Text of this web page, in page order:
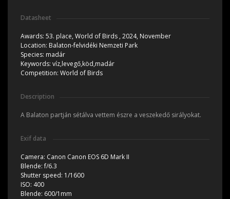
Datasheet
Awards: 53. place, World of Birds , 2024, November
Location: Balaton-felvidéki Nemzeti Park
Species: madár
Keywords: víz,levegő,köd,madár
Competition: World of Birds
Description
A Balaton partján sétálva vettem észre a veszekedő sirályokat.
Exif data
Camera: Canon Canon EOS 6D Mark II
Blende:f/6.3
Shutter speed: 1/1600
ISO: 400
Blende: 600/1mm